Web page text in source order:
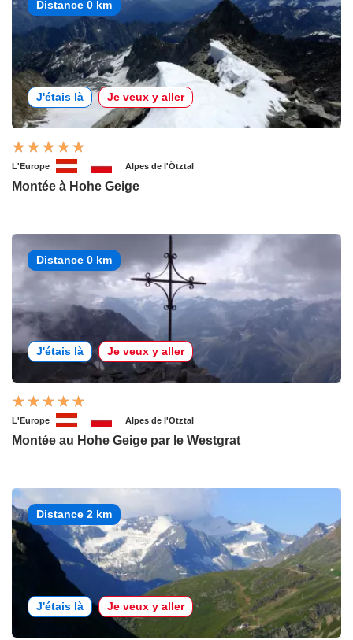
Distance 0 km
J'étais là Je veux y aller
L'Europe Alpes de l'Ötztal
Montée à Hohe Geige
Distance 0 km
J'étais là Je veux y aller
L'Europe Alpes de l'Ötztal
Montée au Hohe Geige par le Westgrat
Distance 2 km
J'étais là Je veux y aller